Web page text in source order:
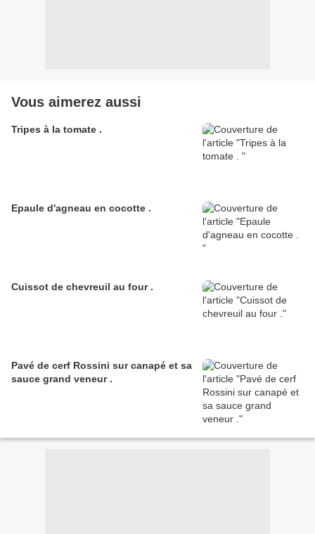
Vous aimerez aussi
Tripes à la tomate .
Epaule d'agneau en cocotte .
Cuissot de chevreuil au four .
Pavé de cerf Rossini sur canapé et sa
sauce grand veneur .